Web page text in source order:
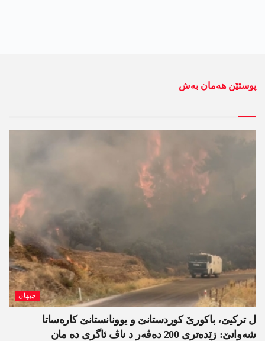
پوستێن ھەمان بەش
جیھان
ل ترکیێ، باکورێ کوردستانێ و یوونانستانێ کارەساتا
شەواتێ: زێدەتری 200 دەڤەر د ناڤ ئاگری دە مان